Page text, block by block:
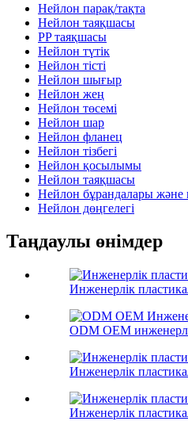
Нейлон парақ/тақта
Нейлон таяқшасы
PP таяқшасы
Нейлон түтік
Нейлон тісті
Нейлон шығыр
Нейлон жең
Нейлон төсемі
Нейлон шар
Нейлон фланец
Нейлон тізбегі
Нейлон қосылымы
Нейлон таяқшасы
Нейлон бұрандалары және
Нейлон дөңгелегі
Таңдаулы өнімдер
Инженерлік
ODM OEM
Инженерлік
Инженерлік